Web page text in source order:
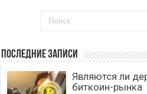
Последние записи
Являются ли
биткоин-рынка